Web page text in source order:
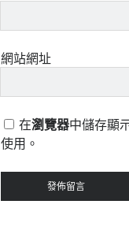
網站網址
在瀏覽器中儲存顯
使用。